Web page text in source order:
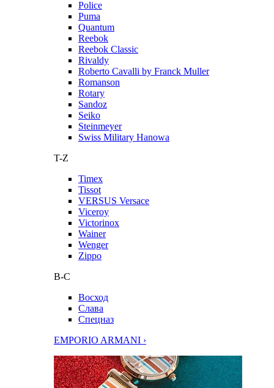
Police
Puma
Quantum
Reebok
Reebok Classic
Rivaldy
Roberto Cavalli by Franck Muller
Romanson
Rotary
Sandoz
Seiko
Steinmeyer
Swiss Military Hanowa
T-Z
Timex
Tissot
VERSUS Versace
Viceroy
Victorinox
Wainer
Wenger
Zippo
В-С
Восход
Слава
Спецназ
EMPORIO ARMANI ›